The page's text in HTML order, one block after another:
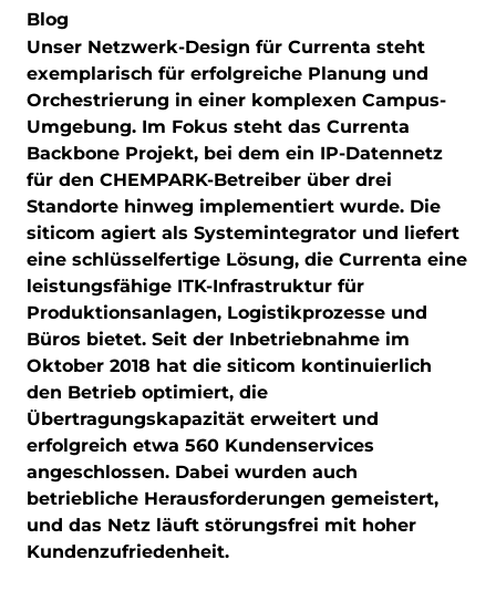
Blog
Unser Netzwerk-Design für Currenta steht
exemplarisch für erfolgreiche Planung und
Orchestrierung in einer komplexen Campus-
Umgebung. Im Fokus steht das Currenta
Backbone Projekt, bei dem ein IP-Datennetz
für den CHEMPARK-Betreiber über drei
Standorte hinweg implementiert wurde. Die
siticom agiert als Systemintegrator und liefert
eine schlüsselfertige Lösung, die Currenta eine
leistungsfähige ITK-Infrastruktur für
Produktionsanlagen, Logistikprozesse und
Büros bietet. Seit der Inbetriebnahme im
Oktober 2018 hat die siticom kontinuierlich
den Betrieb optimiert, die
Übertragungskapazität erweitert und
erfolgreich etwa 560 Kundenservices
angeschlossen. Dabei wurden auch
betriebliche Herausforderungen gemeistert,
und das Netz läuft störungsfrei mit hoher
Kundenzufriedenheit.